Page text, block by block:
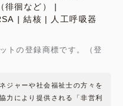
徘徊など）
結核 人工呼吸器
トの登録商標です。（登
ジャーや社会福祉士の方々を
力により提供される「非営利